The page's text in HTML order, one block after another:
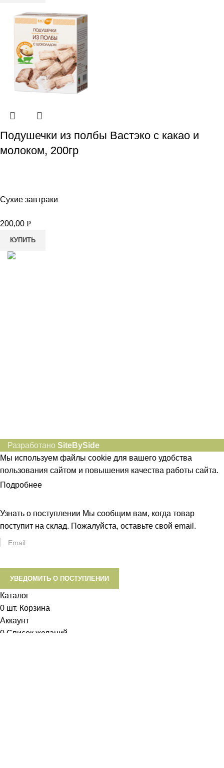
Подушечки из полбы Вастэко с какао и
молоком, 200гр
Сухие завтраки
200,00 Р
КУПИТЬ
Разработано SiteBySide
Мы используем файлы cookie для вашего удобства
пользования сайтом и повышения качества работы сайта.
Подробнее
Узнать о поступлении Мы сообщим вам, когда товар
поступит на склад. Пожалуйста, оставьте свой email.
УВЕДОМИТЬ О ПОСТУПЛЕНИИ
Каталог
0 шт. Корзина
Аккаунт
0 Список желаний